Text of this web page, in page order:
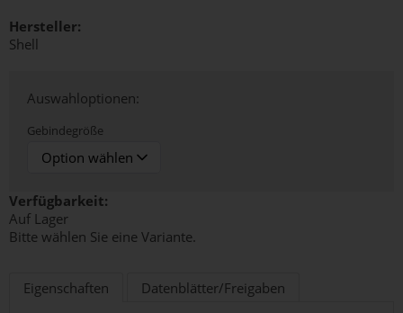
Hersteller:
Shell
Auswahloptionen:
Gebindegröße
Verfügbarkeit:
Auf Lager
Bitte wählen Sie eine Variante.
Eigenschaften Datenblätter/Freigaben